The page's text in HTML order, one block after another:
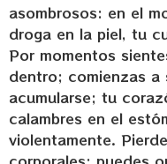
asombrosos: en el
droga en la piel, tu
Por momentos
dentro; comienzas a
acumularse; tu
calambres en el
violentamente.